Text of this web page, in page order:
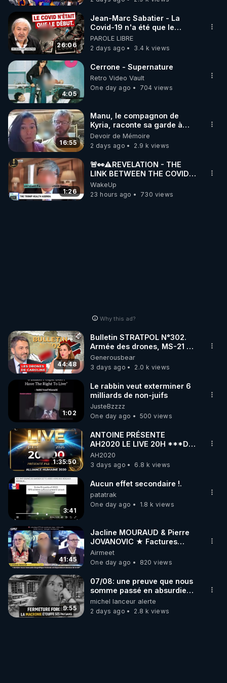
26:06
Jean-Marc Sabatier - La
Covid-19 n'a été que le
début - L'ARNm & l'ARNm-aa
jusqu où auront-t-il ?
PAROLE LIBRE
2 days ago
3.4 k views
4:05
Cerrone - Supernature
Retro Video Vault
One day ago
704 views
16:55
Manu, le compagnon de
Kyria, raconte sa garde à
vue musclée. PARTAGEZ!
Devoir de Mémoire
2 days ago
2.9 k views
1:26
🚨👀⚠️REVELATION - THE
LINK BETWEEN THE COVID
VACCINE AND CANCER -LIEN
VACCIN COVID ET CANCER
WakeUp
23 hours ago
730 views
Why this ad?
44:48
Bulletin STRATPOL N°302.
Armée des drones, MS-21 en
série, missiles coréens.
07.08.2026.
Generousbear
3 days ago
2.0 k views
1:02
Le rabbin veut exterminer 6
milliards de non-juifs
JusteBzzzz
One day ago
500 views
1:35:50
ANTOINE PRÉSENTE
AH2020 LE LIVE 20H ***DU
06/08/2026***
AH2020
3 days ago
6.8 k views
3:41
Aucun effet secondaire !.
patatrak
One day ago
1.8 k views
41:45
Jacline MOURAUD & Pierre
JOVANOVIC ★ Factures
Impayées : Où Est Passé Le
Pognon ?
Airmeet
One day ago
820 views
9:55
07/08: une preuve que nous
somme passé en absurdie
une dictature qui veut faire
taire ses opposant !
michel lanceur alerte
2 days ago
2.8 k views